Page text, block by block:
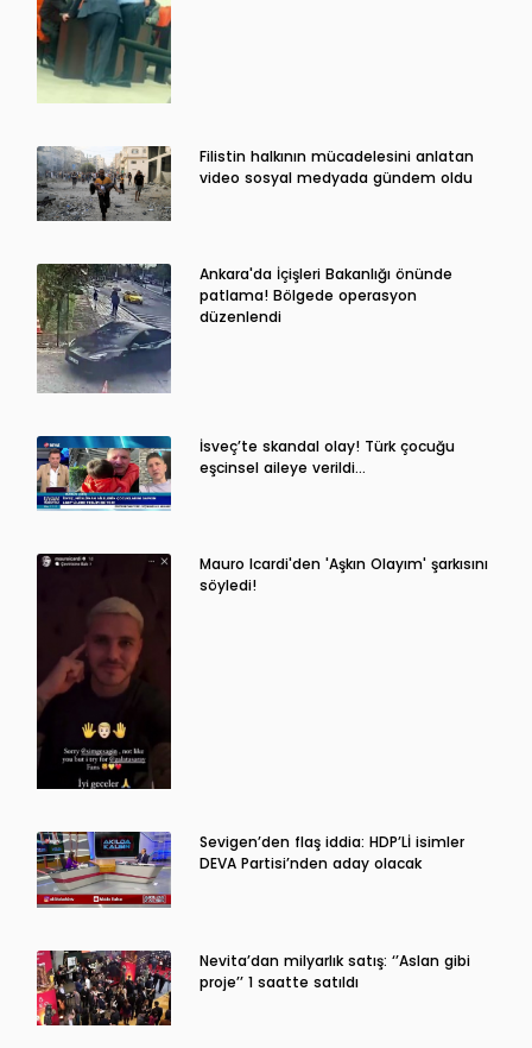
Filistin halkının mücadelesini anlatan
video sosyal medyada gündem oldu
Ankara'da İçişleri Bakanlığı önünde
patlama! Bölgede operasyon
düzenlendi
İsveç’te skandal olay! Türk çocuğu
eşcinsel aileye verildi…
Mauro Icardi'den 'Aşkın Olayım' şarkısını
söyledi!
Sevigen’den flaş iddia: HDP’Lİ isimler
DEVA Partisi’nden aday olacak
Nevita’dan milyarlık satış: ‘’Aslan gibi
proje’’ 1 saatte satıldı